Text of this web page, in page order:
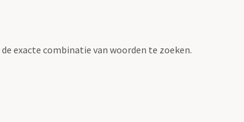
exacte combinatie van woorden te zoeken.